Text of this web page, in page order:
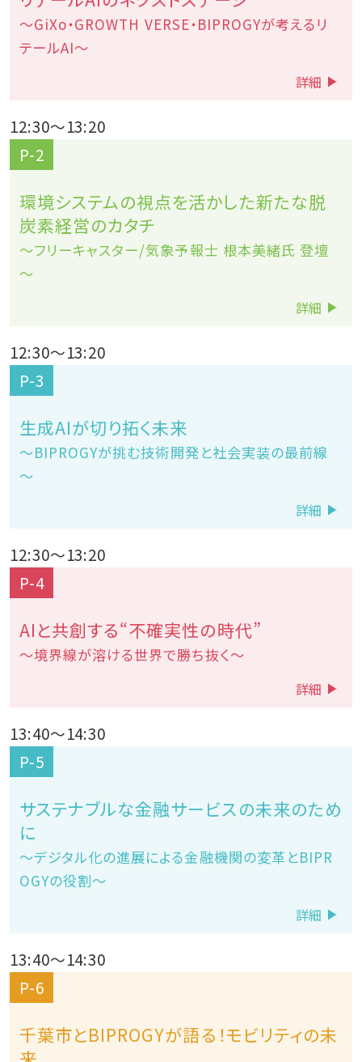
～GiXo・GROWTH VERSE・BIPROGYが考えるリ
テールAI～
詳細
12:30～13:20
P-2
環境システムの視点を活かした新たな脱
炭素経営のカタチ
～フリーキャスター/気象予報士 根本美緒氏 登壇
～
詳細
12:30～13:20
P-3
生成AIが切り拓く未来
～BIPROGYが挑む技術開発と社会実装の最前線
～
詳細
12:30～13:20
P-4
AIと共創する“不確実性の時代”
～境界線が溶ける世界で勝ち抜く～
詳細
13:40～14:30
P-5
サステナブルな金融サービスの未来のため
に
～デジタル化の進展による金融機関の変革とBIPR
OGYの役割～
詳細
13:40～14:30
P-6
千葉市とBIPROGYが語る！モビリティの未